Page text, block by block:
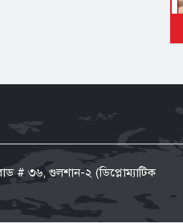
# ৩৬, গুলশান-২ (ডিপ্লোম্যাটিক